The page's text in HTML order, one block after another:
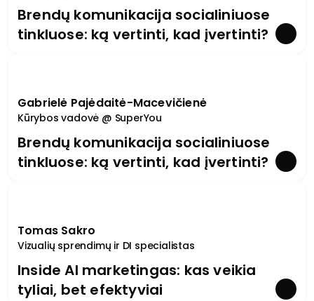
Brendų komunikacija socialiniuose
tinkluose: ką vertinti, kad įvertinti?
Gabrielė Pajėdaitė-Macevičienė
Kūrybos vadovė @ SuperYou
Brendų komunikacija socialiniuose
tinkluose: ką vertinti, kad įvertinti?
Tomas Sakro
Vizualių sprendimų ir DI specialistas
Inside AI marketingas: kas veikia
tyliai, bet efektyviai